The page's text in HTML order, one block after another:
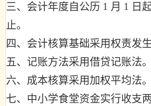
三、会计年度自公历 1 月 1 日
止。
四、会计核算基础采用权责发生
五、记账方法采用借贷记账法。
六、成本核算采用加权平均法。
七、中小学食堂资金实行收支